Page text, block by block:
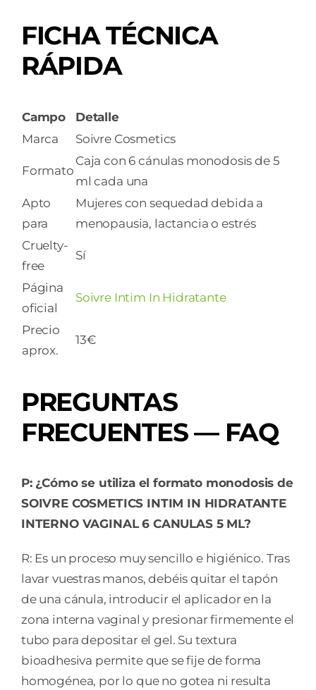
FICHA TÉCNICA
RÁPIDA
Campo
Detalle
Marca
Soivre Cosmetics
Formato
Caja con 6 cánulas monodosis de 5
ml cada una
Apto
para
Mujeres con sequedad debida a
menopausia, lactancia o estrés
Cruelty-
free
Sí
Página
oficial
Soivre Intim In Hidratante
Precio
aprox.
13€
PREGUNTAS
FRECUENTES — FAQ
P: ¿Cómo se utiliza el formato monodosis de
SOIVRE COSMETICS INTIM IN HIDRATANTE
INTERNO VAGINAL 6 CANULAS 5 ML?
R: Es un proceso muy sencillo e higiénico. Tras
lavar vuestras manos, debéis quitar el tapón
de una cánula, introducir el aplicador en la
zona interna vaginal y presionar firmemente el
tubo para depositar el gel. Su textura
bioadhesiva permite que se fije de forma
homogénea, por lo que no gotea ni resulta